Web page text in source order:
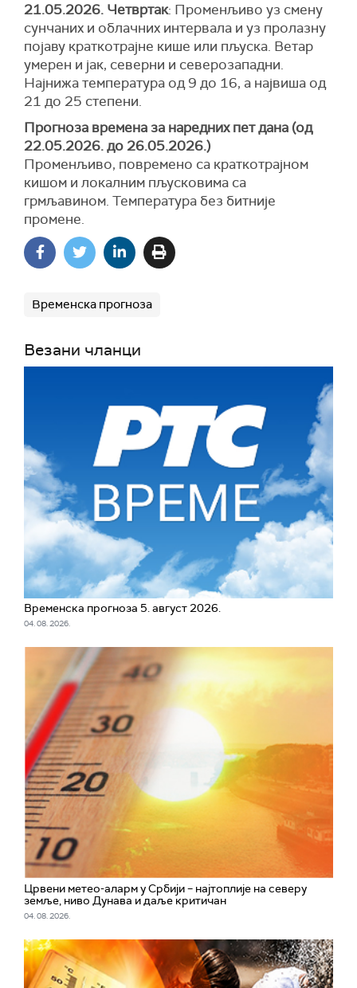
21.05.2026. Четвртак: Променљиво уз смену
сунчаних и облачних интервала и уз пролазну
појаву краткотрајне кише или пљуска. Ветар
умерен и јак, северни и северозападни.
Најнижа температура од 9 до 16, а највиша од
21 до 25 степени.
Прогноза временa за наредних пет дана (од
22.05.2026. до 26.05.2026.)
Променљиво, повремено са краткотрајном
кишом и локалним пљусковима са
грмљавином. Температура без битније
промене.
Временска прогноза
Везани чланци
Временска прогноза 5. август 2026.
04. 08. 2026.
Црвени метео-аларм у Србији – најтоплије на северу
земље, ниво Дунава и даље критичан
04. 08. 2026.